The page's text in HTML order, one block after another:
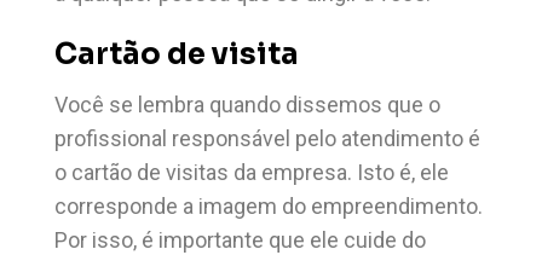
Cartão de visita
Você se lembra quando dissemos que o
profissional responsável pelo atendimento é
o cartão de visitas da empresa. Isto é, ele
corresponde a imagem do empreendimento.
Por isso, é importante que ele cuide do